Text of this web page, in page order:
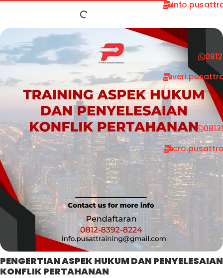
PENGERTIAN ASPEK HUKUM DAN PENYELESAIAN
KONFLIK PERTAHANAN